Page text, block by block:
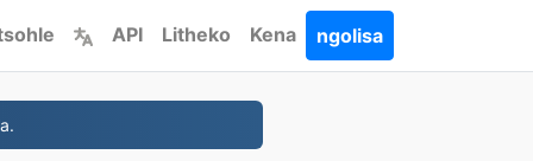
API Litheko Kena ngolisa